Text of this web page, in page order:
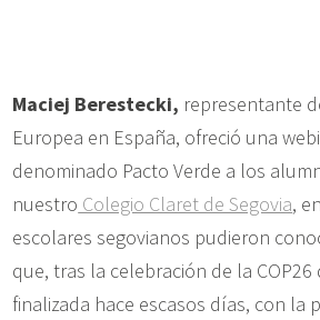
Maciej Berestecki, representante
Europea en España, ofreció una
denominado Pacto Verde a los
nuestro Colegio Claret de Segovia,
escolares segovianos pudieron
que, tras la celebración de la COP26
finalizada hace escasos días, con la